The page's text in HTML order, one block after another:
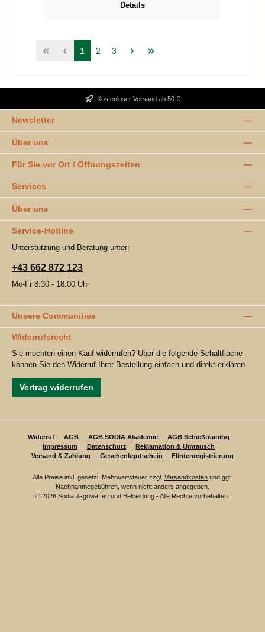
Details
Seite
1 Seite
2 Seite
3
Kostenloser Versand ab 50 €
Newsletter
Über uns
Für Sie vor Ort / Öffnungszeiten
Services
Über uns
Service-Hotline
Unterstützung und Beratung unter:
+43 662 872 123
Mo-Fr 8:30 - 18:00 Uhr
Unsere Communities
Widerrufsrecht
Sie möchten einen Kauf widerrufen? Über die folgende Schaltfläche
können Sie den Widerruf Ihrer Bestellung einfach und direkt erklären.
Vertrag widerrufen
Widerruf AGB AGB SODIA Akademie
AGB Schießtraining
Impressum
Datenschutz
Reklamation & Umtausch
Versand & Zahlung
Geschenkgutschein Flintenregistrierung
Alle Preise inkl. gesetzl. Mehrwertsteuer zzgl. Versandkosten und ggf.
Nachnahmegebühren, wenn nicht anders angegeben.
© 2026 Sodia Jagdwaffen und Bekleidung - Alle Rechte vorbehalten.